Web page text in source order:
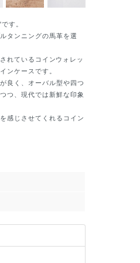
す。
タンニングの馬革を選
れているコインウォレッ
ンケースです。
良く、オーバル型や四つ
つ、現代では新鮮な印象
感じさせてくれるコイン